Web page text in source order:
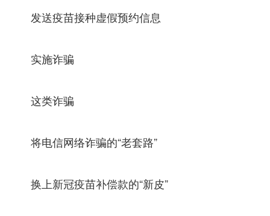
发送疫苗接种虚假预约信息
实施诈骗
这类诈骗
将电信网络诈骗的“老套路”
换上新冠疫苗补偿款的“新皮”